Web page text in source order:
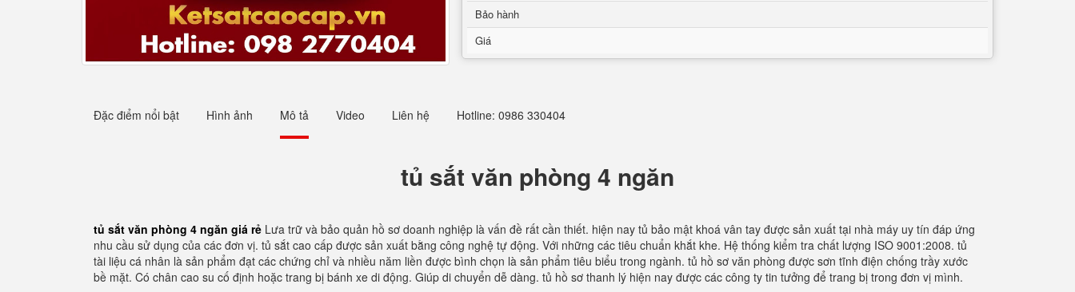
Bảo hành
Giá
Đặc điểm nổi bật Hình ảnh Mô tả Video Liên hệ Hotline: 0986 330404
tủ sắt văn phòng 4 ngăn
tủ sắt văn phòng 4 ngăn giá rẻ Lưa trữ và bảo quản hồ sơ doanh nghiệp là vấn đề rất cần thiết. hiện nay tủ bảo mật khoá vân tay được sản xuất tại nhà máy uy tín đáp ứng
nhu cầu sử dụng của các đơn vị. tủ sắt cao cấp được sản xuất bằng công nghệ tự động. Với những các tiêu chuẩn khắt khe. Hệ thống kiểm tra chất lượng ISO 9001:2008. tủ
tài liệu cá nhân là sản phẩm đạt các chứng chỉ và nhiều năm liền được bình chọn là sản phẩm tiêu biểu trong ngành. tủ hồ sơ văn phòng được sơn tĩnh điện chống trầy xước
bề mặt. Có chân cao su cố định hoặc trang bị bánh xe di động. Giúp di chuyển dễ dàng. tủ hồ sơ thanh lý hiện nay được các công ty tin tưởng để trang bị trong đơn vị mình.